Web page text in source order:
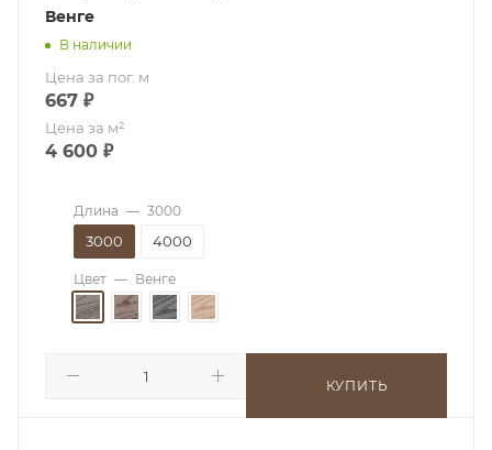
Венге
В наличии
Цена за пог. м
667 ₽
Цена за м²
4 600 ₽
Длина — 3000
3000 4000
Цвет — Венге
КУПИТЬ